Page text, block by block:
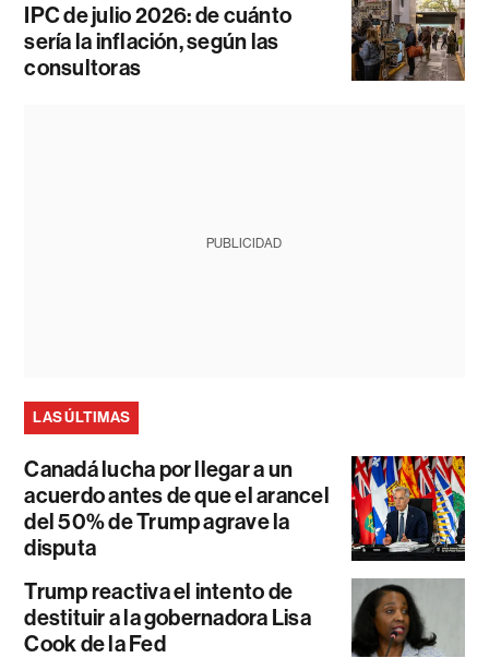
IPC de julio 2026: de cuánto
sería la inflación, según las
consultoras
PUBLICIDAD
LAS ÚLTIMAS
Canadá lucha por llegar a un
acuerdo antes de que el arancel
del 50% de Trump agrave la
disputa
Trump reactiva el intento de
destituir a la gobernadora Lisa
Cook de la Fed